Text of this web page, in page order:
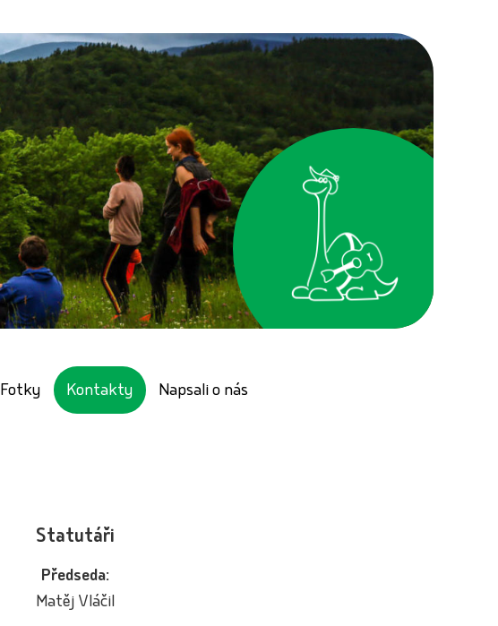
Fotky Kontakty
Napsali o nás
Statutáři
Předseda:
Matěj Vláčil